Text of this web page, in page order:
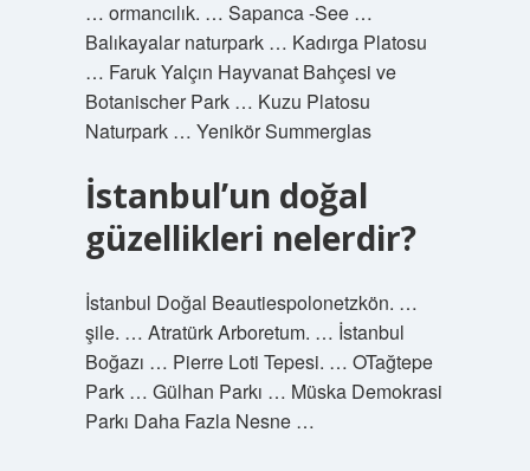
… ormancılık. … Sapanca -See …
Balıkayalar naturpark … Kadırga Platosu
… Faruk Yalçın Hayvanat Bahçesi ve
Botanischer Park … Kuzu Platosu
Naturpark … Yenikör Summerglas
İstanbul’un doğal
güzellikleri nelerdir?
İstanbul Doğal Beautiespolonetzkön. …
şile. … Atratürk Arboretum. … İstanbul
Boğazı … Pierre Loti Tepesi. … OTağtepe
Park … Gülhan Parkı … Müska Demokrasi
Parkı Daha Fazla Nesne …